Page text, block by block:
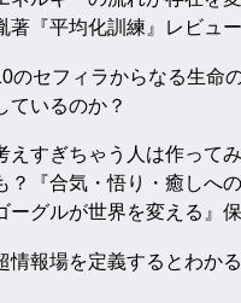
著『平均化訓練』レビュー
のセフィラからなる生命
ているのか？
えすぎちゃう人は作って
？『合気・悟り・癒しへ
ーグルが世界を変える』
情報場を定義するとわか